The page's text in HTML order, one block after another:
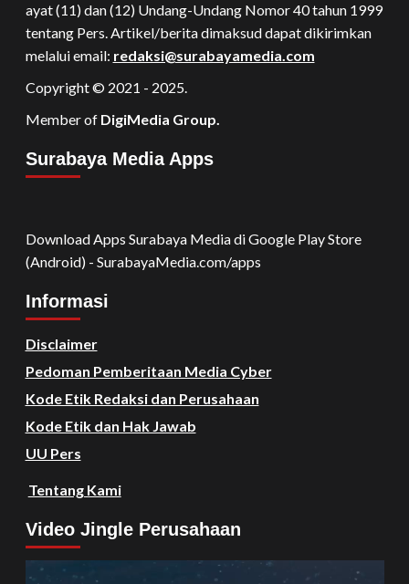
ayat (11) dan (12) Undang-Undang Nomor 40 tahun 1999
tentang Pers. Artikel/berita dimaksud dapat dikirimkan
melalui email: redaksi@surabayamedia.com
Copyright © 2021 - 2025.
Member of DigiMedia Group.
Surabaya Media Apps
Download Apps Surabaya Media di Google Play Store
(Android) - SurabayaMedia.com/apps
Informasi
Disclaimer
Pedoman Pemberitaan Media Cyber
Kode Etik Redaksi dan Perusahaan
Kode Etik dan Hak Jawab
UU Pers
Tentang Kami
Video Jingle Perusahaan
Video